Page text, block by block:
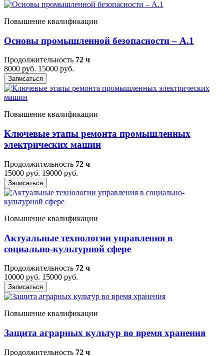
Повышение квалификации
Основы промышленной безопасности – A.1
Продолжительность 72 ч
8000 руб. 15000 руб.
Записаться
Повышение квалификации
Ключевые этапы ремонта промышленных
электрических машин
Продолжительность 72 ч
15000 руб. 19000 руб.
Записаться
Повышение квалификации
Актуальные технологии управления в
социально-культурной сфере
Продолжительность 72 ч
10000 руб. 15000 руб.
Записаться
Повышение квалификации
Защита аграрных культур во время хранения
Продолжительность 72 ч